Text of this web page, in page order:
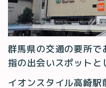
群馬県の交通の要所で
指の出会いスポットと
イオンスタイル高崎